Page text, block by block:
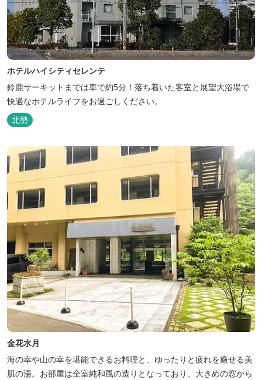
ホテルハイシティセレンテ
鈴鹿サーキットまでは車で約5分！落ち着いた客室と展望大浴場で
快適なホテルライフをお過ごしください。
北勢
金花水月
海の幸や山の幸を堪能できるお料理と、ゆったりと疲れを癒せる美
肌の湯。お部屋は全室純和風の造りとなっており、大きめの窓から